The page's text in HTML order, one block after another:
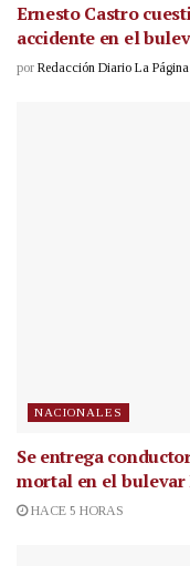
Ernesto Castro
accidente en el
por Redacción Diario La Página
NACIONALES
Se entrega
mortal en el
HACE 5 HORAS